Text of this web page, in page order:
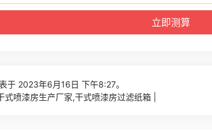
于 2023年6月16日 下午8:27。
式喷漆房生产厂家,干式喷漆房过滤纸箱 |